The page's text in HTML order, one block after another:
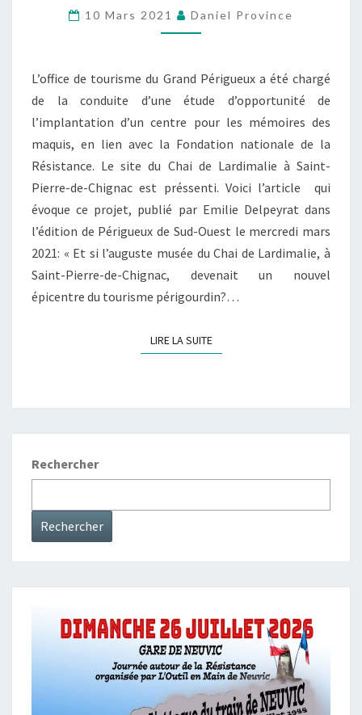
N
T
E
P
O
U
R
L
A
M
É
M
O
R
E
U
S
’
É
T
U
D
10 Mars 2021 Daniel Province
L’office de tourisme du Grand Périgueux a été chargé
de la conduite d’une étude d’opportunité de
l’implantation d’un centre pour les mémoires des
maquis, en lien avec la Fondation nationale de la
Résistance. Le site du Chai de Lardimalie à Saint-
Pierre-de-Chignac est préssenti. Voici l’article qui
évoque ce projet, publié par Emilie Delpeyrat dans
l’édition de Périgueux de Sud-Ouest le mercredi mars
2021: « Et si l’auguste musée du Chai de Lardimalie, à
Saint-Pierre-de-Chignac, devenait un nouvel
épicentre du tourisme périgourdin?…
LIRE LA SUITELIRE LA SUITE
Rechercher
Rechercher